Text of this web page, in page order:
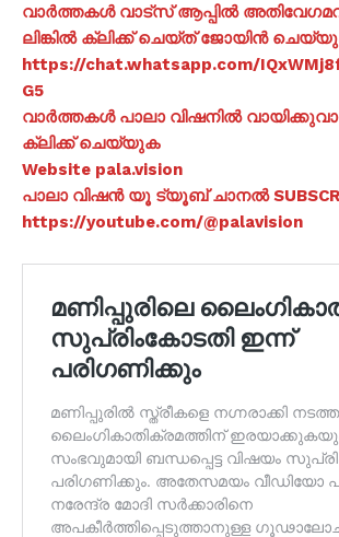
വാർത്തകൾ വാട്സ് ആപ്പിൽ
ലിങ്കിൽ ക്ലിക്ക് ചെയ്ത് ജോയിൻ
https://chat.whatsapp.com/
G5
വാർത്തകൾ പാലാ വിഷനിൽ
ക്ലിക്ക് ചെയ്യുക
Website pala.vision
പാലാ വിഷൻ യൂ ട്യൂബ് ചാനൽ
https://youtube.com/@palavision